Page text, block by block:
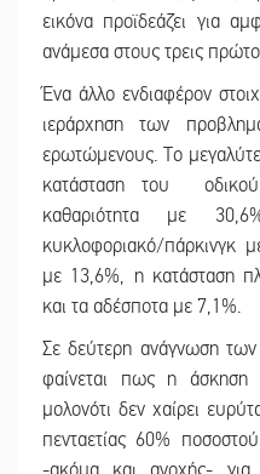
εικόνα προϊδεάζει για
ανάμεσα στους τρεις
Ένα άλλο ενδιαφέρον
ιεράρχηση των
ερωτώμενους. Το
κατάσταση του
καθαριότητα με
κυκλοφοριακό/πάρκινγκ
με 13,6%, η κατάσταση
και τα αδέσποτα με 7,1%.
Σε δεύτερη ανάγνωση
φαίνεται πως η άσκηση
μολονότι δεν χαίρει
πενταετίας 60%